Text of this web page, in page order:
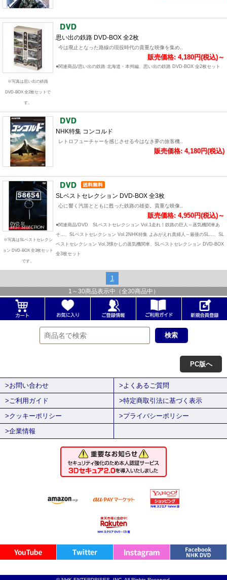
※写真は思い出の鉄路
DVD-BOX 全2枚セットで
す。
思い出の鉄路 DVD-BOX 全2枚
今は廃止となった路線の現役時代の貴重な映像を集め..
販売価格: 4,180円(税込)～
●関連商品/思い出の鉄路 北海道・本州編、思い出の鉄路 DVD-BOX 全2枚セット
NHK特集 コンコルド
レトロフューチャーを感じさせる今はなき夢の旅客機..
販売価格: 4,180円(税込)
※写真はSLベストセレクシ
ョン DVD-BOX 全3枚セット
です。
SLベストセレクション DVD-BOX 全3枚
心に響く汽笛とともに甦った鉄路の雄姿。貴重な映像..
販売価格: 4,950円(税込)～
●関連商品/DVD SLベストセレクション Vol.1走れ！鉄路の巨人～蒸気機関車あ
そ...、SLベストセレクション Vol.2NHK特集 よみがえれ貴婦人～最後のSL...、SL
ベストセレクション Vol.3懐かしの蒸気機関車、SLベストセレクション DVD-BOX
全3枚セット
1
1 ～ 30商品表示中（全30商品中）
PC版へ
>お問い合わせ
>よくあるご質問
>ご利用ガイド
>特定商取引法に基づく表示
>クッキーポリシー
>プライバシーポリシー
>企業情報